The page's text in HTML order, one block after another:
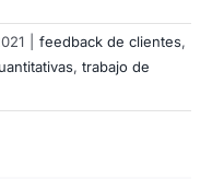
feedback de clientes,
, trabajo de